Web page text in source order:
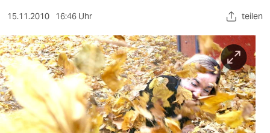
sport
berlin
nord
wahrheit
verlag
15.11.2010 16:46 Uhr teilen